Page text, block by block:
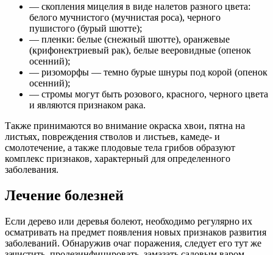
— скопления мицелия в виде налетов разного цвета:
белого мучнистого (мучнистая роса), черного
пушистого (бурый шютте);
— пленки: белые (снежный шютте), оранжевые
(крифонектриевый рак), белые вееровидные (опенок
осенний);
— ризоморфы — темно бурые шнуры под корой (опенок
осенний);
— стромы могут быть розового, красного, черного цвета
и являются признаком рака.
Также принимаются во внимание окраска хвои, пятна на
листьях, повреждения стволов и листьев, камеде- и
смолотечение, а также плодовые тела грибов образуют
комплекс признаков, характерный для определенного
заболевания.
Лечение болезней
Если дерево или деревья болеют, необходимо регулярно их
осматривать на предмет появления новых признаков развития
заболеваний. Обнаружив очаг поражения, следует его тут же